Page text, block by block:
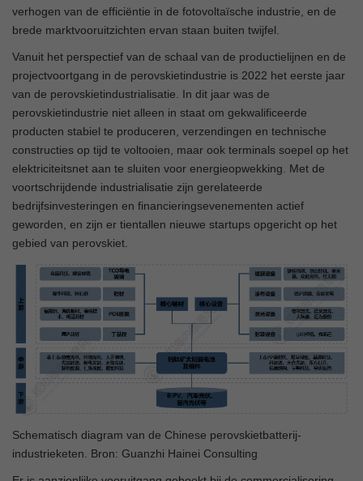
verhogen van de efficiëntie in de fotovoltaïsche industrie, en de
brede marktvooruitzichten ervan staan buiten twijfel.
Vanuit het perspectief van de schaal van de productielijnen en de
projectvoortgang in de perovskietindustrie is 2022 het eerste jaar
van de perovskietindustrialisatie. In dit jaar was de
perovskietindustrie niet alleen in staat om gekwalificeerde
producten stabiel te produceren, verzendingen en technische
constructies op tijd te voltooien, maar ook terminals soepel op het
elektriciteitsnet aan te sluiten voor energieopwekking. Met de
voortschrijdende industrialisatie zijn gerelateerde
bedrijfsinvesteringen en financieringsevenementen actief
geworden, en zijn er tientallen nieuwe startups opgericht op het
gebied van perovskiet.
Schematisch diagram van de Chinese perovskietbatterij-
industrieketen. Bron: Guanzhi Hainei Consulting